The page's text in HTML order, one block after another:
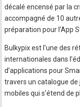
décalé encensé par la
accompagné de 10
préparation pour l’App
Bulkypix est l’une des
internationales dans
d’applications pour
travers un catalogue
mobiles qui s’étend de